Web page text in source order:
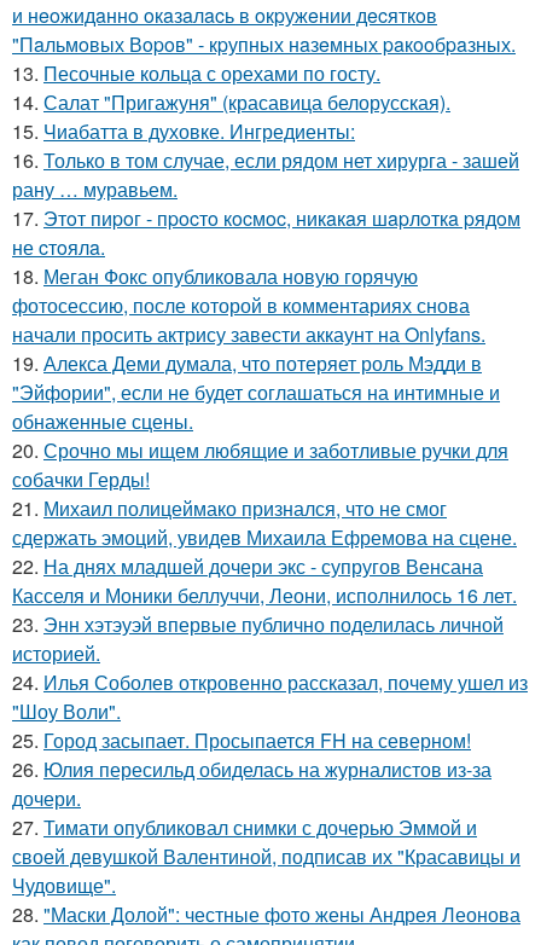
и нeoжидaннo oкaзaлacь в oкpужeнии дecяткoв
"Пaльмoвых Вopoв" - кpупных нaзeмных paкooбpaзных.
13. Песочные кольца с орехами по госту.
14. Салат "Пригажуня" (красавица белорусская).
15. Чиабатта в духовке. Ингредиенты:
16. Только в том случае, если рядом нет хирурга - зашей
рану … муравьем.
17. Этoт пиpoг - пpocтo кocмoc, никaкaя шapлoткa pядoм
не cтoялa.
18. Меган Фокс опубликовала новую горячую
фотосессию, после которой в комментариях снова
начали просить актрису завести аккаунт на Onlyfans.
19. Алекса Деми думала, что потеряет роль Мэдди в
"Эйфории", если не будет соглашаться на интимные и
обнаженные сцены.
20. Срочно мы ищем любящие и заботливые ручки для
собачки Герды!
21. Михаил полицеймако признался, что не смог
сдержать эмоций, увидев Михаила Ефремова на сцене.
22. На днях младшей дочери экс - супругов Венсана
Касселя и Моники беллуччи, Леони, исполнилось 16 лет.
23. Энн хэтэуэй впервые публично поделилась личной
историей.
24. Илья Соболев откровенно рассказал, почему ушел из
"Шоу Воли".
25. Город засыпает. Просыпается FH на северном!
26. Юлия пересильд обиделась на журналистов из-за
дочери.
27. Тимати опубликовал снимки с дочерью Эммой и
своей девушкой Валентиной, подписав их "Красавицы и
Чудовище".
28. "Маски Долой": честные фото жены Андрея Леонова